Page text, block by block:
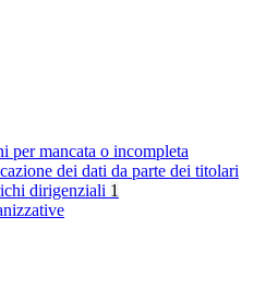
per mancata o incompleta
dei dati da parte dei titolari
dirigenziali 1